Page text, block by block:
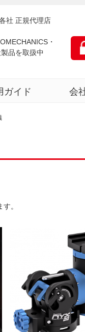
社 正規代理店
・
品を取扱中
ガイド 会
。